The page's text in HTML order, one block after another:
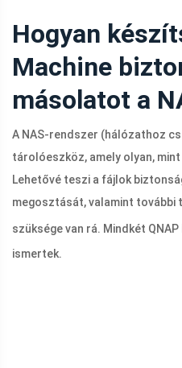
Hogyan
Machine
másolatot a
A NAS-rendszer (hálózathoz
tárolóeszköz, amely olyan,
Lehetővé teszi a fájlok
megosztását, valamint további
szüksége van rá. Mindkét QNAP
ismertek.